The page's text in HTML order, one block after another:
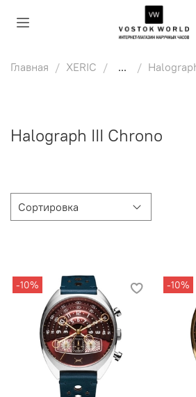
Главная XERIC ...
Halograph III Chrono
-10% -10%